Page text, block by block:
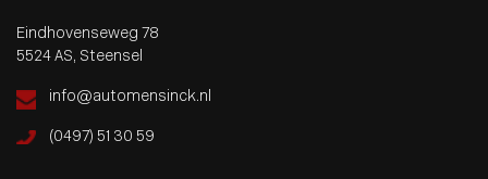
Eindhovenseweg 78
5524 AS, Steensel
info@automensinck.nl
(0497) 51 30 59